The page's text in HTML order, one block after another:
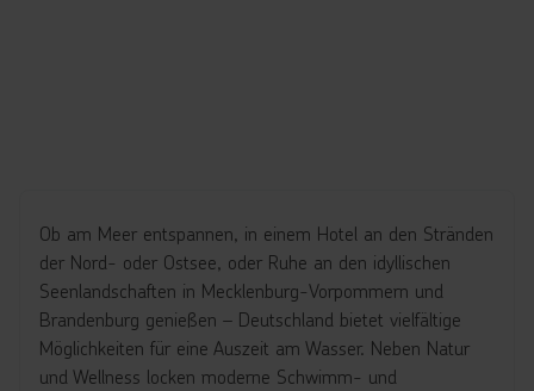
Ob am Meer entspannen, in einem Hotel an den Stränden
der Nord- oder Ostsee, oder Ruhe an den idyllischen
Seenlandschaften in Mecklenburg-Vorpommern und
Brandenburg genießen – Deutschland bietet vielfältige
Möglichkeiten für eine Auszeit am Wasser. Neben Natur
und Wellness locken moderne Schwimm- und